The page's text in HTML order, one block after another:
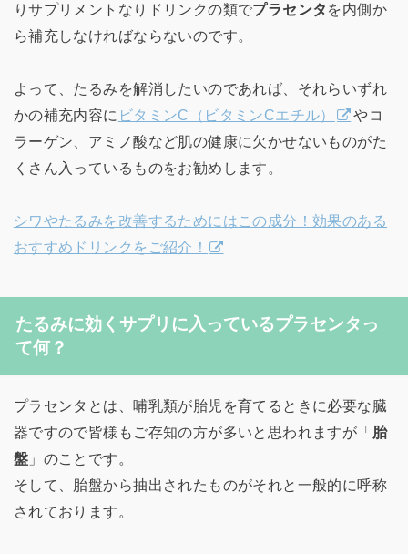
りサプリメントなりドリンクの類でプラセンタ を内側か
ら補充しなければならないのです。
よって、たるみを解消したいのであれば、それらいずれ
かの補充内容に ビタミンC（ビタミンCエチル）
やコ
ラーゲン、アミノ酸など肌の健康に欠かせないものがた
くさん入っているものをお勧めします。
シワやたるみを改善するためにはこの成分！効果のある
おすすめドリンクをご紹介！
たるみに効くサプリに入っているプラセンタっ
て何？
プラセンタとは、哺乳類が胎児を育てるときに必要な臓
器ですので皆様もご存知の方が多いと思われますが「胎
盤 」のことです。
そして、胎盤から抽出されたものがそれと一般的に呼称
されております。